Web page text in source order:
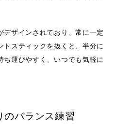
デザインされており、常に一定
スティックを抜くと、半分に
運びやすく、いつでも気軽に
のバランス練習